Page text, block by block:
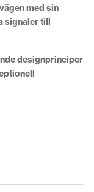
med sin
signaler till
designprinciper